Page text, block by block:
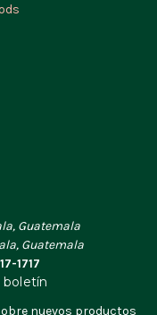
Guatemala
Guatemala
1717
boletín
nuevos productos